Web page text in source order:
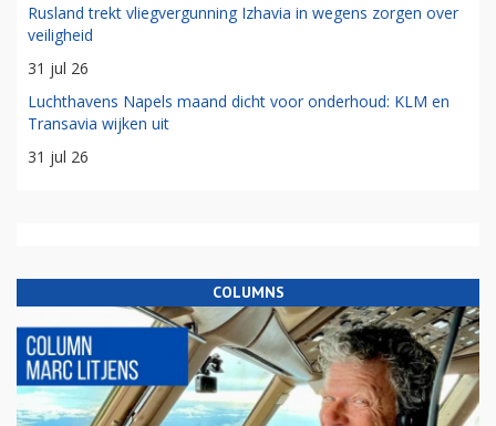
Rusland trekt vliegvergunning Izhavia in wegens zorgen over
veiligheid
31 jul 26
Luchthavens Napels maand dicht voor onderhoud: KLM en
Transavia wijken uit
31 jul 26
COLUMNS